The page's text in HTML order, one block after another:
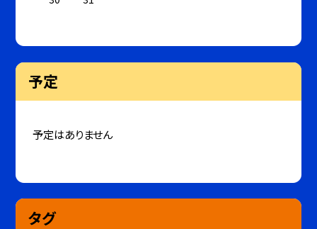
予定
予定はありません
タグ